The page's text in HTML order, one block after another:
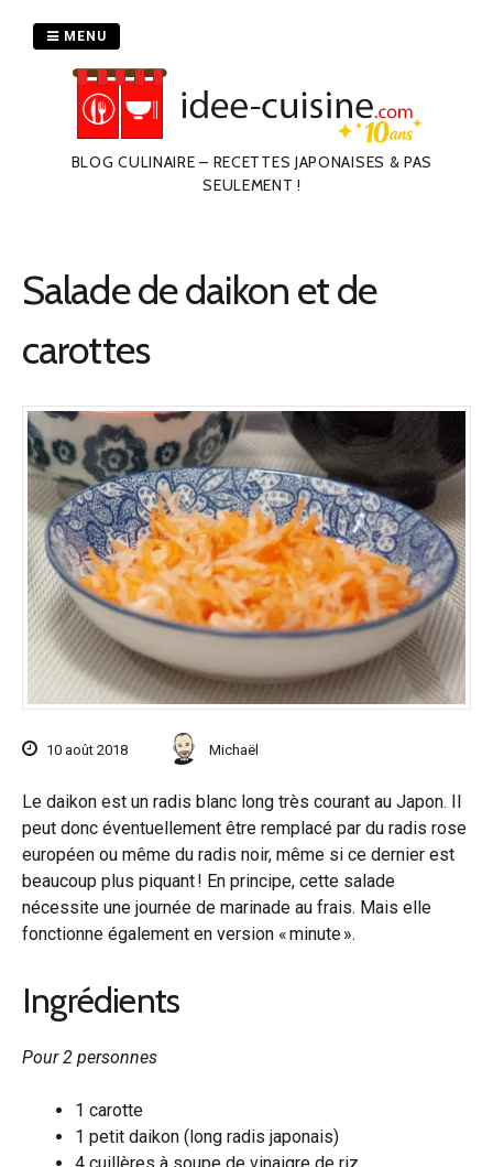
BLOG CULINAIRE – RECETTES JAPONAISES & PAS
SEULEMENT !
MENU
Salade de daikon et de
carottes
10 août 2018 Michaël
Le daikon est un radis blanc long très courant au Japon. Il
peut donc éventuellement être remplacé par du radis rose
européen ou même du radis noir, même si ce dernier est
beaucoup plus piquant ! En principe, cette salade
nécessite une journée de marinade au frais. Mais elle
fonctionne également en version « minute ».
Ingrédients
Pour 2 personnes
1 carotte
1 petit daikon (long radis japonais)